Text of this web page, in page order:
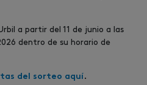
a partir del 11 de junio a las
dentro de su horario de
del sorteo aquí .